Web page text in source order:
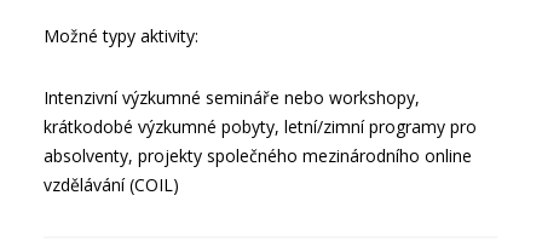
Možné typy aktivity:
Intenzivní výzkumné semináře nebo workshopy,
krátkodobé výzkumné pobyty, letní/zimní programy pro
absolventy, projekty společného mezinárodního online
vzdělávání (COIL)